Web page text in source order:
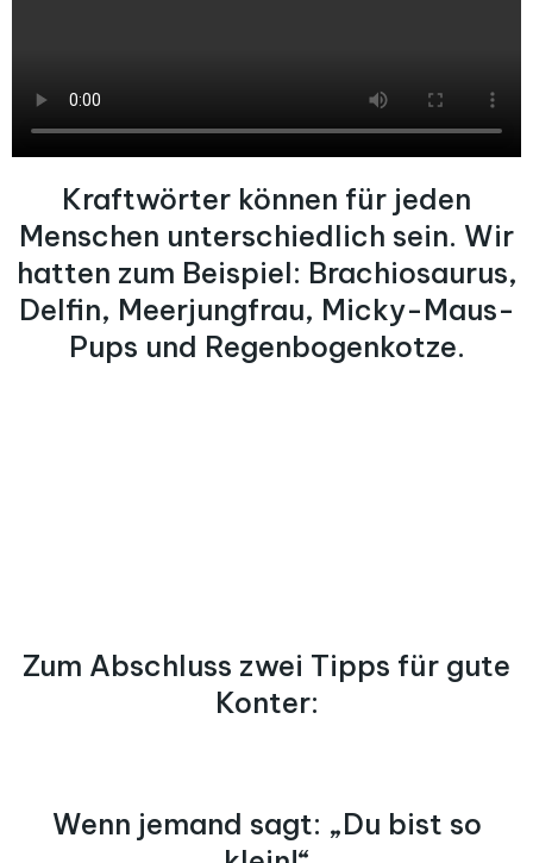
Kraftwörter können für jeden
Menschen unterschiedlich sein. Wir
hatten zum Beispiel: Brachiosaurus,
Delfin, Meerjungfrau, Micky-Maus-
Pups und Regenbogenkotze.
Zum Abschluss zwei Tipps für gute
Konter:
Wenn jemand sagt: „Du bist so